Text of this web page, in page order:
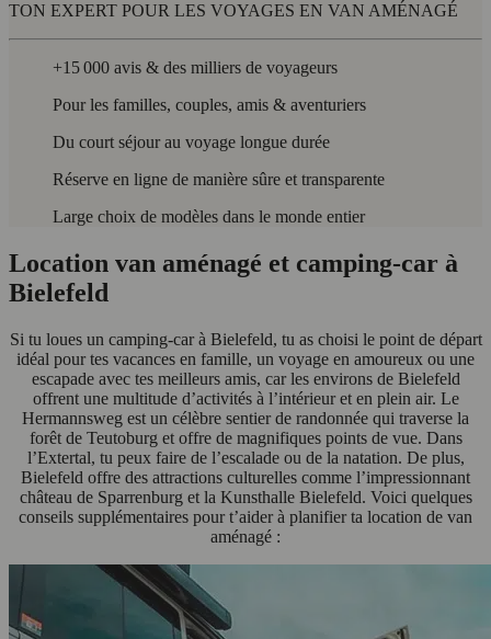
TON EXPERT POUR LES VOYAGES EN VAN AMÉNAGÉ
+15 000 avis & des milliers de voyageurs
Pour les familles, couples, amis & aventuriers
Du court séjour au voyage longue durée
Réserve en ligne de manière sûre et transparente
Large choix de modèles dans le monde entier
Location van aménagé et camping-car à
Bielefeld
Si tu loues un camping-car à Bielefeld, tu as choisi le point de départ
idéal pour tes vacances en famille, un voyage en amoureux ou une
escapade avec tes meilleurs amis, car les environs de Bielefeld
offrent une multitude d’activités à l’intérieur et en plein air. Le
Hermannsweg est un célèbre sentier de randonnée qui traverse la
forêt de Teutoburg et offre de magnifiques points de vue. Dans
l’Extertal, tu peux faire de l’escalade ou de la natation. De plus,
Bielefeld offre des attractions culturelles comme l’impressionnant
château de Sparrenburg et la Kunsthalle Bielefeld. Voici quelques
conseils supplémentaires pour t’aider à planifier ta location de van
aménagé :